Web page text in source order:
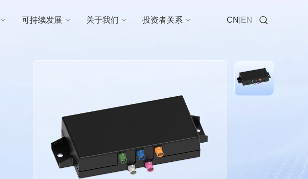
可持续发展 关于我们 投资者关系 CN EN